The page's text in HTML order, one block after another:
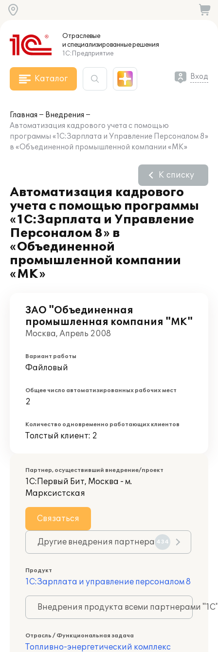
Отраслевые
и специализированныерешения
1С:Предприятие
Каталог Вход
Главная
Внедрения
Автоматизация кадрового учета с помощью
программы «1С:Зарплата и Управление Персоналом 8»
в «Объединенной промышленной компании «МК»
Автоматизация кадрового
учета с помощью программы
«1С:Зарплата и Управление
Персоналом 8» в
«Объединенной
промышленной компании
«МК»
К списку
ЗАО "Объединенная
промышленная компания "МК"
Москва, Апрель 2008
Вариант работы
Файловый
Общее число автоматизированных рабочих мест
2
Количество одновременно работающих клиентов
Толстый клиент: 2
Партнер, осуществивший внедрение/проект
1С:Первый Бит, Москва - м.
Марксистская
Связаться
Другие внедрения партнера 434
Продукт
1С:Зарплата и управление персоналом 8
Внедрения продукта всеми партнерами
Отрасль / Функциональная задача
Топливно-энергетический комплекс